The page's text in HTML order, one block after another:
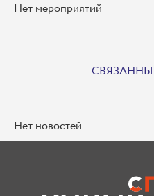
Нет мероприятий
Нет новостей